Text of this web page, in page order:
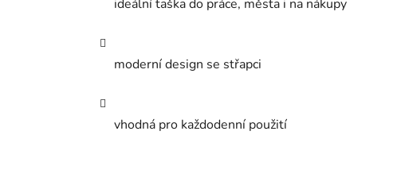
ideální taška do práce, města i na nákupy
moderní design se střapci
vhodná pro každodenní použití